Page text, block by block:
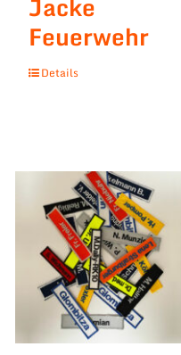
Feuerwehr
Details